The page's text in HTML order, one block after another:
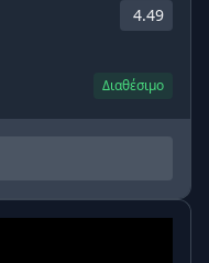
4.49
Διαθέσιμο